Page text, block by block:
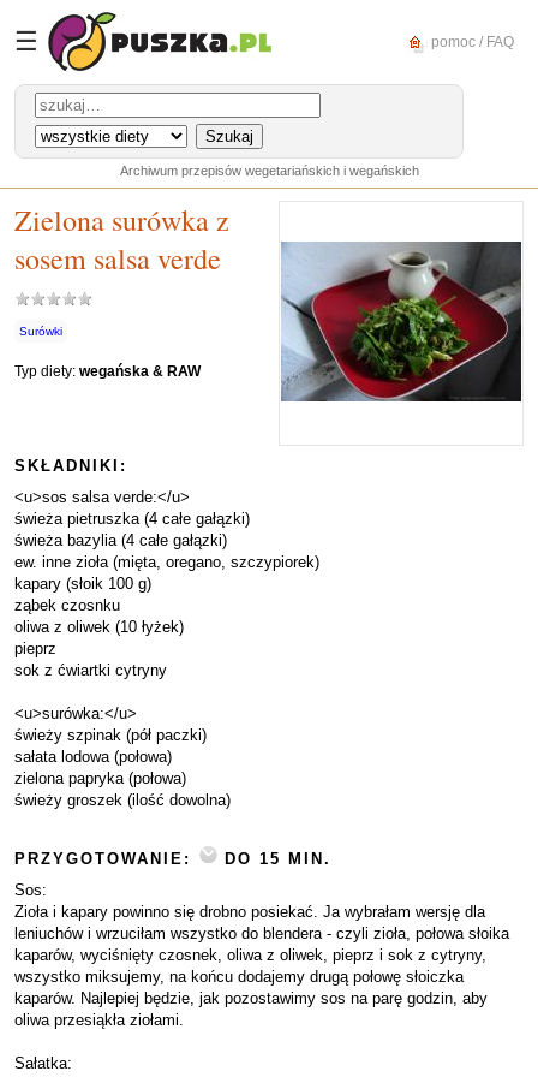
☰ pomoc / FAQ
Archiwum przepisów wegetariańskich i wegańskich
Zielona surówka z
sosem salsa verde
Surówki
Typ diety: wegańska & RAW
SKŁADNIKI:
<u>sos salsa verde:</u>
świeża pietruszka (4 całe gałązki)
świeża bazylia (4 całe gałązki)
ew. inne zioła (mięta, oregano, szczypiorek)
kapary (słoik 100 g)
ząbek czosnku
oliwa z oliwek (10 łyżek)
pieprz
sok z ćwiartki cytryny
<u>surówka:</u>
świeży szpinak (pół paczki)
sałata lodowa (połowa)
zielona papryka (połowa)
świeży groszek (ilość dowolna)
PRZYGOTOWANIE:
DO 15 MIN.
Sos:
Zioła i kapary powinno się drobno posiekać. Ja wybrałam wersję dla
leniuchów i wrzuciłam wszystko do blendera - czyli zioła, połowa słoika
kaparów, wyciśnięty czosnek, oliwa z oliwek, pieprz i sok z cytryny,
wszystko miksujemy, na końcu dodajemy drugą połowę słoiczka
kaparów. Najlepiej będzie, jak pozostawimy sos na parę godzin, aby
oliwa przesiąkła ziołami.
Sałatka: